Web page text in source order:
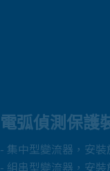
電弧偵測保護
- 集中型變流器，安
- 組串型變流器，安